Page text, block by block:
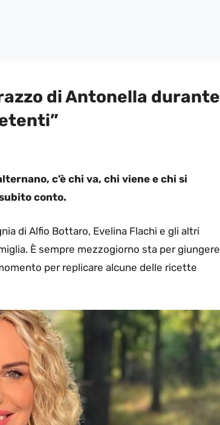
di Antonella durante
c’è chi va, chi viene e chi si
conto.
di Alfio Bottaro, Evelina Flachi e gli altri
È sempre mezzogiorno sta per giungere
per replicare alcune delle ricette